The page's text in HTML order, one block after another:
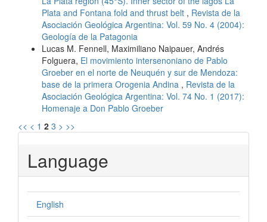
Plata and Fontana fold and thrust belt , Revista de la
Asociación Geológica Argentina: Vol. 59 No. 4 (2004):
Geología de la Patagonia
Lucas M. Fennell, Maximiliano Naipauer, Andrés
Folguera, El movimiento intersenoniano de Pablo
Groeber en el norte de Neuquén y sur de Mendoza:
base de la primera Orogenia Andina , Revista de la
Asociación Geológica Argentina: Vol. 74 No. 1 (2017):
Homenaje a Don Pablo Groeber
<< < 1 2 3 > >>
Language
English